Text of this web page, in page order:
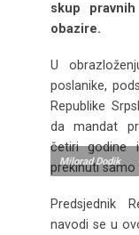
skup
obazire.
U
poslanike,
Republike
da mandat
četiri godine
prekinuti samo
Milorad Dodik
Predsjednik
navodi se u